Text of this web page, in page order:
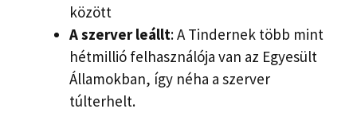
között
A szerver leállt: A Tindernek több mint
hétmillió felhasználója van az Egyesült
Államokban, így néha a szerver
túlterhelt.